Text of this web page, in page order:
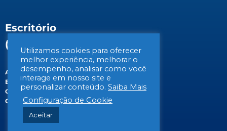
Escritório
(Filial)
Av. Gen. Valdomiro de Lima, 647B
Bairro: Jabaquara
Cidade: São Paulo/SP
CEP: 04344-070
Utilizamos cookies para oferecer
melhor experiência, melhorar o
desempenho, analisar como você
interage em nosso site e
personalizar conteúdo. Saiba Mais
Configuração de Cookie
Aceitar